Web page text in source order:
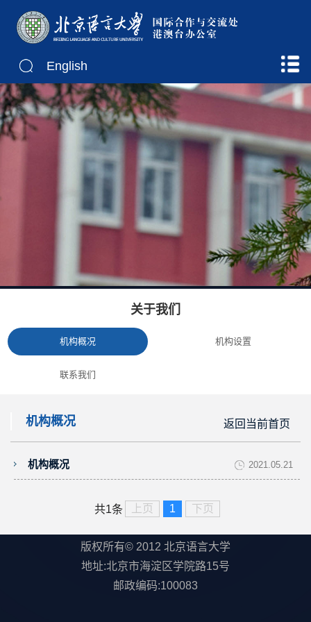
English
关于我们
机构概况 机构设置
联系我们
机构概况 返回当前首页
2021.05.21
机构概况
共1条 上页 1 下页
版权所有© 2012 北京语言大学
地址:北京市海淀区学院路15号
邮政编码:100083